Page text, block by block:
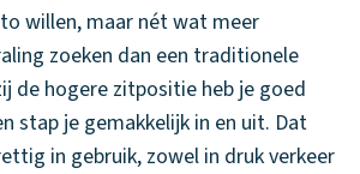
willen, maar nét wat meer
zoeken dan een traditionele
de hogere zitpositie heb je goed
stap je gemakkelijk in en uit. Dat
in gebruik, zowel in druk verkeer